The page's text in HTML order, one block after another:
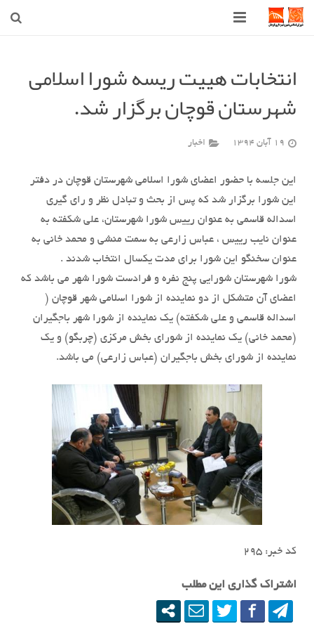
شهرداری
شورای اسلامی شهر قوچان
اخبار روز
قوچان
انتخابات هییت ریسه شورا اسلامی
شهرستان قوچان برگزار شد.
19 آبان 1394 اخبار
این جلسه با حضور اعضای شورا اسلامی شهرستان قوچان در دفتر
این شورا برگزار شد که پس از بحث و تبادل نظر و رای گیری
اسداله قاسمی به عنوان رییس شورا شهرستان، علی شکفته به
عنوان نایب رییس ، عباس زارعی به سمت منشی و محمد خانی به
عنوان سخنگو این شورا برای مدت یکسال انتخاب شدند .
شورا شهرستان شورایی پنج نفره و فرادست شورا شهر می باشد که
اعضای آن متشکل از دو نماینده از شورا اسلامی شهر قوچان (
اسداله قاسمی و علی شکفته) یک نماینده از شورا شهر باجگیران
(محمد خانی) یک نماینده از شورای بخش مرکزی (چربگو) و یک
نماینده از شورای بخش باجگیران (عباس زارعی) می باشد.
کد خبر: ٢٩۵
اشتراک گذاری این مطلب